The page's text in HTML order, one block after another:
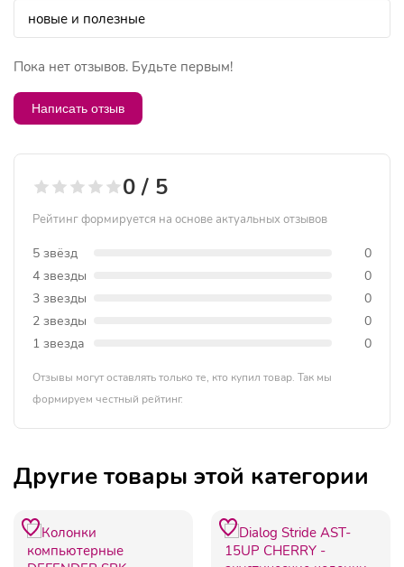
Пока нет отзывов. Будьте первым!
Написать отзыв
0 / 5
Рейтинг формируется на основе актуальных отзывов
5 звёзд
0
4 звезды
0
3 звезды
0
2 звезды
0
1 звезда
0
Отзывы могут оставлять только те, кто купил товар. Так мы
формируем честный рейтинг.
Другие товары этой категории